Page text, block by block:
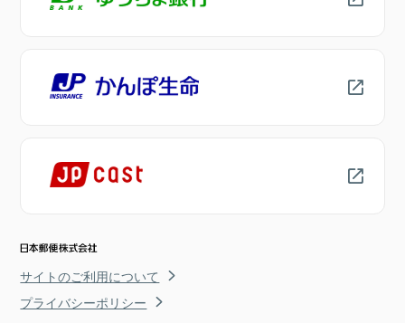
サイトのご利用について
プライバシーポリシー